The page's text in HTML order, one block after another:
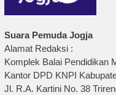
Suara Pemuda Jogja
Alamat Redaksi :
Komplek Balai Pendidikan
Kantor DPD KNPI
Jl. R.A. Kartini No. 38